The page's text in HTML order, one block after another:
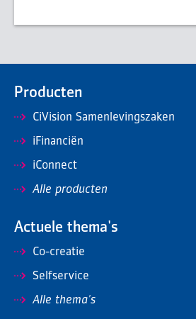
Producten
CiVision Samenlevingszaken
iFinanciën
iConnect
Alle producten
Actuele thema's
Co-creatie
Selfservice
Alle thema's